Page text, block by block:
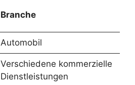
Branche
Automobil
Verschiedene kommerzielle
Dienstleistungen